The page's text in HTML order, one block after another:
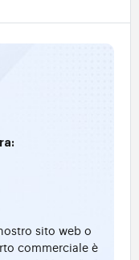
sito web o
commerciale è